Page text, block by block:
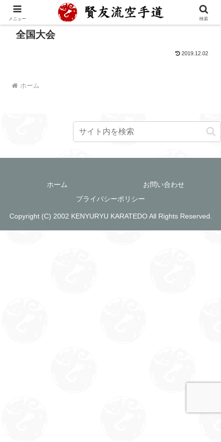
全国大会
2019.12.02
ホーム
ホーム
お問い合わせ
プライバシーポリシー
Copyright (C) 2002 KENYURYU KARATEDO All Rights Reserved.
メニュー 検索